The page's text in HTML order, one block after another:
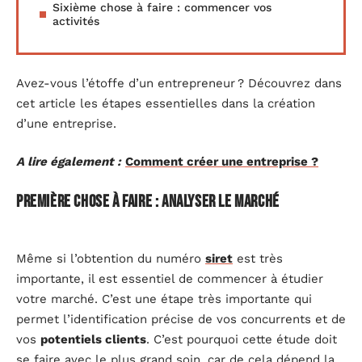
Sixième chose à faire : commencer vos
activités
Avez-vous l’étoffe d’un entrepreneur ? Découvrez dans
cet article les étapes essentielles dans la création
d’une entreprise.
A lire également : Comment créer une entreprise ?
Première chose à faire : analyser le marché
Même si l’obtention du numéro siret est très
importante, il est essentiel de commencer à étudier
votre marché. C’est une étape très importante qui
permet l’identification précise de vos concurrents et de
vos potentiels clients. C’est pourquoi cette étude doit